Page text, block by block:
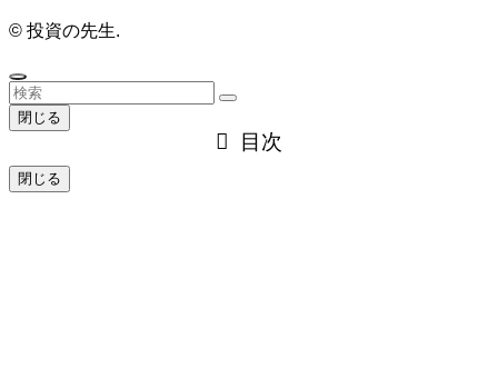
© 投資の先生.
閉じる
目次
閉じる